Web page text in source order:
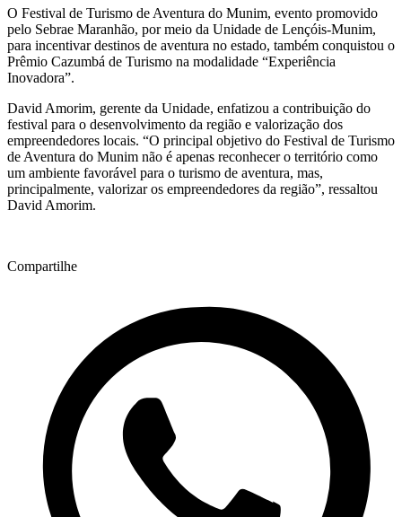
O Festival de Turismo de Aventura do Munim, evento promovido
pelo Sebrae Maranhão, por meio da Unidade de Lençóis-Munim,
para incentivar destinos de aventura no estado, também conquistou o
Prêmio Cazumbá de Turismo na modalidade “Experiência
Inovadora”.
David Amorim, gerente da Unidade, enfatizou a contribuição do
festival para o desenvolvimento da região e valorização dos
empreendedores locais. “O principal objetivo do Festival de Turismo
de Aventura do Munim não é apenas reconhecer o território como
um ambiente favorável para o turismo de aventura, mas,
principalmente, valorizar os empreendedores da região”, ressaltou
David Amorim.
Compartilhe